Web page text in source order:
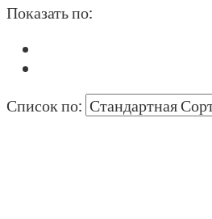
Показать по:
Список по: